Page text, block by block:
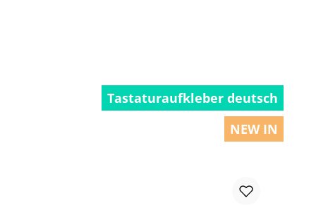
Tastaturaufkleber deutsch
NEW IN